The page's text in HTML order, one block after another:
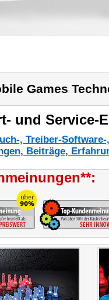
Games
und Service-
, Treiber-
Beiträge,